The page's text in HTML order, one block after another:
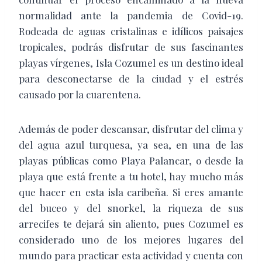
normalidad ante la pandemia de Covid-19.
Rodeada de aguas cristalinas e idílicos paisajes
tropicales, podrás disfrutar de sus fascinantes
playas vírgenes, Isla Cozumel es un destino ideal
para desconectarse de la ciudad y el estrés
causado por la cuarentena.
Además de poder descansar, disfrutar del clima y
del agua azul turquesa, ya sea, en una de las
playas públicas como Playa Palancar, o desde la
playa que está frente a tu hotel, hay mucho más
que hacer en esta isla caribeña. Si eres amante
del buceo y del snorkel, la riqueza de sus
arrecifes te dejará sin aliento, pues Cozumel es
considerado uno de los mejores lugares del
mundo para practicar esta actividad y cuenta con